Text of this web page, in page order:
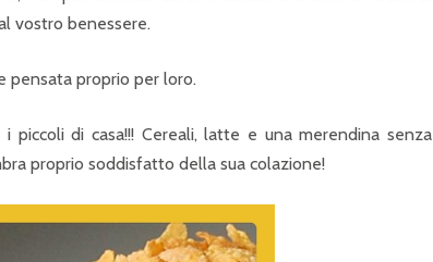
vostro benessere.
pensata proprio per loro.
di casa!!! Cereali, latte e una merendina senza
proprio soddisfatto della sua colazione!